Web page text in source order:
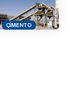
ÇIMENTO